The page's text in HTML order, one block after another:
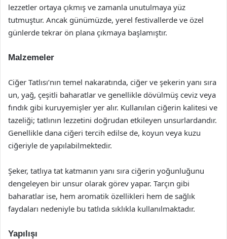
lezzetler ortaya çıkmış ve zamanla unutulmaya yüz
tutmuştur. Ancak günümüzde, yerel festivallerde ve özel
günlerde tekrar ön plana çıkmaya başlamıştır.
Malzemeler
Ciğer Tatlısı’nın temel nakaratında, ciğer ve şekerin yanı sıra
un, yağ, çeşitli baharatlar ve genellikle dövülmüş ceviz veya
fındık gibi kuruyemişler yer alır. Kullanılan ciğerin kalitesi ve
tazeliği; tatlının lezzetini doğrudan etkileyen unsurlardandır.
Genellikle dana ciğeri tercih edilse de, koyun veya kuzu
ciğeriyle de yapılabilmektedir.
Şeker, tatlıya tat katmanın yanı sıra ciğerin yoğunluğunu
dengeleyen bir unsur olarak görev yapar. Tarçın gibi
baharatlar ise, hem aromatik özellikleri hem de sağlık
faydaları nedeniyle bu tatlıda sıklıkla kullanılmaktadır.
Yapılışı